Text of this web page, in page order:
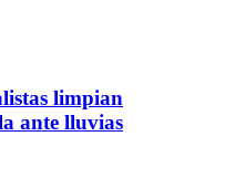
limpian
ante lluvias